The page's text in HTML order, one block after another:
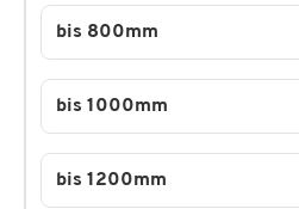
bis 800mm
bis 1000mm
bis 1200mm